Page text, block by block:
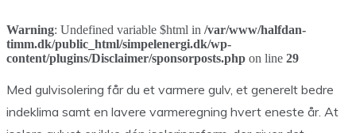
Warning: Undefined variable $html in /var/www/halfdan-
timm.dk/public_html/simpelenergi.dk/wp-
content/plugins/Disclaimer/sponsorposts.php on line 29
Med gulvisolering får du et varmere gulv, et generelt bedre
indeklima samt en lavere varmeregning hvert eneste år. At